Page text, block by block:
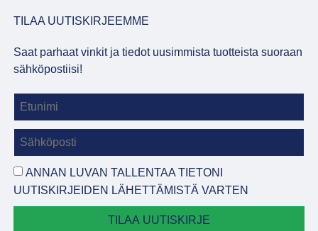
TILAA UUTISKIRJEEMME
Saat parhaat vinkit ja tiedot uusimmista tuotteista suoraan
sähköpostiisi!
ANNAN LUVAN TALLENTAA TIETONI
UUTISKIRJEIDEN LÄHETTÄMISTÄ VARTEN
TILAA UUTISKIRJE